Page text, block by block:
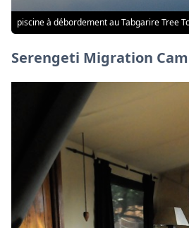
piscine à débordement au Tabgarire Tree
Serengeti Migration